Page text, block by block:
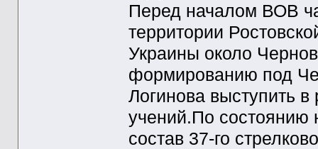
Перед началом ВОВ
территории
Украины около
формированию под
Логинова выступить
учений.По состоянию
состав 37-го